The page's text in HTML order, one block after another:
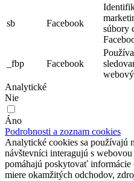
sb Facebook
súbory
_fbp Facebook
Analytické
Nie
Áno
Podrobnosti a zoznam cookies
Analytické cookies sa používajú
návštevníci interagujú s
pomáhajú poskytovať
miere okamžitých odchodov,